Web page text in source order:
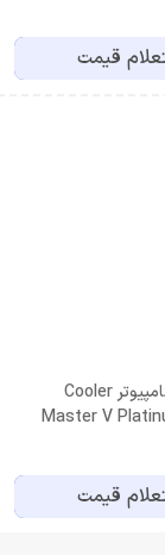
قیمت
منبع تغذیه کامپیوتر Cooler
Master V
قیمت